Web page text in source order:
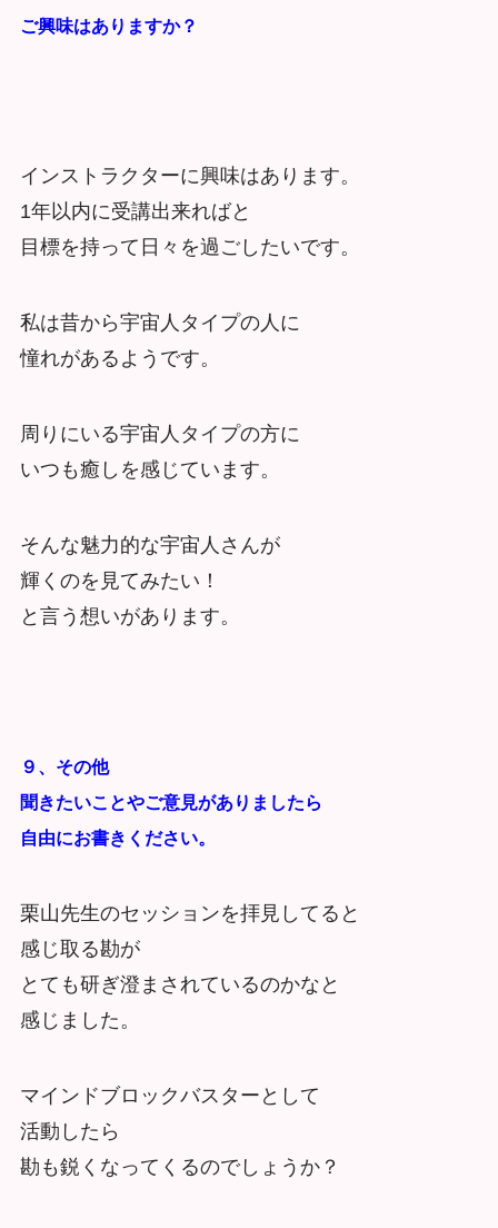
ご興味はありますか？
インストラクターに興味はあります。
1年以内に受講出来ればと
目標を持って日々を過ごしたいです。
私は昔から宇宙人タイプの人に
憧れがあるようです。
周りにいる宇宙人タイプの方に
いつも癒しを感じています。
そんな魅力的な宇宙人さんが
輝くのを見てみたい！
と言う想いがあります。
９、その他
聞きたいことやご意見がありましたら
自由にお書きください。
栗山先生のセッションを拝見してると
感じ取る勘が
とても研ぎ澄まされているのかなと
感じました。
マインドブロックバスターとして
活動したら
勘も鋭くなってくるのでしょうか？